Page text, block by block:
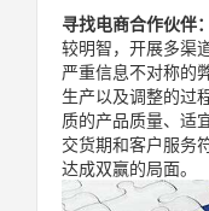
寻找电商合作伙伴：
较明智，开展多渠
严重信息不对称的
生产以及调整的过
质的产品质量、适
交货期和客户服务
达成双赢的局面。